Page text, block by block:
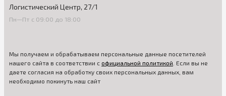
Логистический Центр, 27/1
Пн—Пт с 09:00 до 18:00
Мы получаем и обрабатываем персональные данные посетителей
нашего сайта в соответствии с официальной политикой . Если вы не
даете согласия на обработку своих персональных данных, вам
необходимо покинуть наш сайт